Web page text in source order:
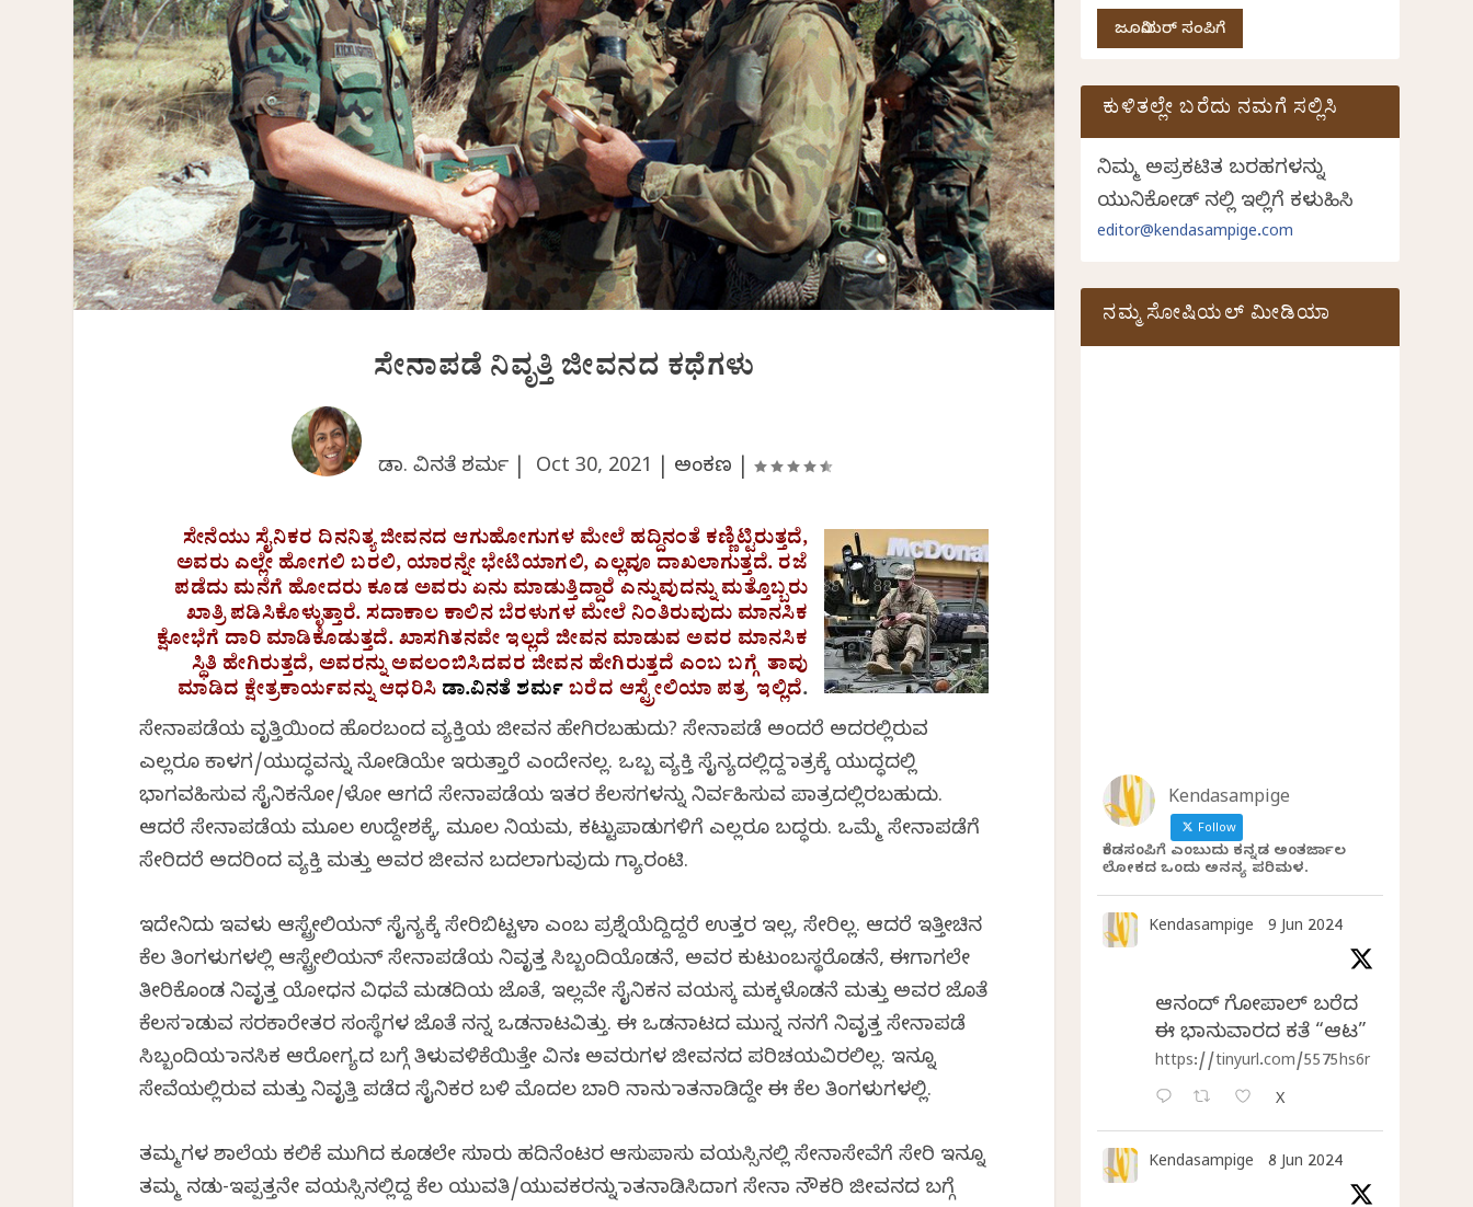
ಸೇನಾಪಡೆ ನಿವೃತ್ತಿ ಜೀವನದ ಕಥೆಗಳು
ಡಾ. ವಿನತೆ ಶರ್ಮ | Oct 30, 2021 ಅಂಕಣ |
ಸೇನೆಯು ಸೈನಿಕರ ದಿನನಿತ್ಯ ಜೀವನದ ಆಗುಹೋಗುಗಳ ಮೇಲೆ ಹದ್ದಿನಂತೆ ಕಣ್ಣಿಟ್ಟಿರುತ್ತದೆ,
ಅವರು ಎಲ್ಲೇ ಹೋಗಲಿ ಬರಲಿ, ಯಾರನ್ನೇ ಭೇಟಿಯಾಗಲಿ, ಎಲ್ಲವೂ ದಾಖಲಾಗುತ್ತದೆ. ರಜೆ
ಪಡೆದು ಮನೆಗೆ ಹೋದರು ಕೂಡ ಅವರು ಏನು ಮಾಡುತ್ತಿದ್ದಾರೆ ಎನ್ನುವುದನ್ನು ಮತ್ತೊಬ್ಬರು
ಖಾತ್ರಿ ಪಡಿಸಿಕೊಳ್ಳುತ್ತಾರೆ. ಸದಾಕಾಲ ಕಾಲಿನ ಬೆರಳುಗಳ ಮೇಲೆ ನಿಂತಿರುವುದು ಮಾನಸಿಕ
ಕ್ಷೋಭೆಗೆ ದಾರಿ ಮಾಡಿಕೊಡುತ್ತದೆ. ಖಾಸಗಿತನವೇ ಇಲ್ಲದೆ ಜೀವನ ಮಾಡುವ ಅವರ ಮಾನಸಿಕ
ಸ್ಥಿತಿ ಹೇಗಿರುತ್ತದೆ, ಅವರನ್ನು ಅವಲಂಬಿಸಿದವರ ಜೀವನ ಹೇಗಿರುತ್ತದೆ ಎಂಬ ಬಗ್ಗೆ ತಾವು
ಮಾಡಿದ ಕ್ಷೇತ್ರಕಾರ್ಯವನ್ನು ಆಧರಿಸಿ ಡಾ.ವಿನತೆ ಶರ್ಮಬರೆದ ಆಸ್ಟ್ರೇಲಿಯಾ ಪತ್ರ ಇಲ್ಲಿದೆ.
ಸೇನಾಪಡೆಯ ವೃತ್ತಿಯಿಂದ ಹೊರಬಂದ ವ್ಯಕ್ತಿಯ ಜೀವನ ಹೇಗಿರಬಹುದು? ಸೇನಾಪಡೆ ಅಂದರೆ ಅದರಲ್ಲಿರುವ
ಎಲ್ಲರೂ ಕಾಳಗ/ಯುದ್ಧವನ್ನು ನೋಡಿಯೇ ಇರುತ್ತಾರೆ ಎಂದೇನಲ್ಲ. ಒಬ್ಬ ವ್ಯಕ್ತಿ ಸೈನ್ಯದಲ್ಲಿದ್ದ ಮಾತ್ರಕ್ಕೆ ಯುದ್ಧದಲ್ಲಿ
ಭಾಗವಹಿಸುವ ಸೈನಿಕನೋ/ಳೋ ಆಗದೆ ಸೇನಾಪಡೆಯ ಇತರ ಕೆಲಸಗಳನ್ನು ನಿರ್ವಹಿಸುವ ಪಾತ್ರದಲ್ಲಿರಬಹುದು.
ಆದರೆ ಸೇನಾಪಡೆಯ ಮೂಲ ಉದ್ದೇಶಕ್ಕೆ, ಮೂಲ ನಿಯಮ, ಕಟ್ಟುಪಾಡುಗಳಿಗೆ ಎಲ್ಲರೂ ಬದ್ಧರು. ಒಮ್ಮೆ ಸೇನಾಪಡೆಗೆ
ಸೇರಿದರೆ ಅದರಿಂದ ವ್ಯಕ್ತಿ ಮತ್ತು ಅವರ ಜೀವನ ಬದಲಾಗುವುದು ಗ್ಯಾರಂಟಿ.
ಇದೇನಿದು ಇವಳು ಆಸ್ಟ್ರೇಲಿಯನ್ ಸೈನ್ಯಕ್ಕೆ ಸೇರಿಬಿಟ್ಟಳಾ ಎಂಬ ಪ್ರಶ್ನೆಯೆದ್ದಿದ್ದರೆ ಉತ್ತರ ಇಲ್ಲ, ಸೇರಿಲ್ಲ. ಆದರೆ ಇತ್ತೀಚಿನ
ಕೆಲ ತಿಂಗಳುಗಳಲ್ಲಿ ಆಸ್ಟ್ರೇಲಿಯನ್ ಸೇನಾಪಡೆಯ ನಿವೃತ್ತ ಸಿಬ್ಬಂದಿಯೊಡನೆ, ಅವರ ಕುಟುಂಬಸ್ಥರೊಡನೆ, ಈಗಾಗಲೇ
ತೀರಿಕೊಂಡ ನಿವೃತ್ತ ಯೋಧನ ವಿಧವೆ ಮಡದಿಯ ಜೊತೆ, ಇಲ್ಲವೇ ಸೈನಿಕನ ವಯಸ್ಕ ಮಕ್ಕಳೊಡನೆ ಮತ್ತು ಅವರ ಜೊತೆ
ಕೆಲಸ ಮಾಡುವ ಸರಕಾರೇತರ ಸಂಸ್ಥೆಗಳ ಜೊತೆ ನನ್ನ ಒಡನಾಟವಿತ್ತು. ಈ ಒಡನಾಟದ ಮುನ್ನ ನನಗೆ ನಿವೃತ್ತ ಸೇನಾಪಡೆ
ಸಿಬ್ಬಂದಿಯ ಮಾನಸಿಕ ಆರೋಗ್ಯದ ಬಗ್ಗೆ ತಿಳುವಳಿಕೆಯಿತ್ತೇ ವಿನಃ ಅವರುಗಳ ಜೀವನದ ಪರಿಚಯವಿರಲಿಲ್ಲ. ಇನ್ನೂ
ಸೇವೆಯಲ್ಲಿರುವ ಮತ್ತು ನಿವೃತ್ತಿ ಪಡೆದ ಸೈನಿಕರ ಬಳಿ ಮೊದಲ ಬಾರಿ ನಾನು ಮಾತನಾಡಿದ್ದೇ ಈ ಕೆಲ ತಿಂಗಳುಗಳಲ್ಲಿ.
ತಮ್ಮಗಳ ಶಾಲೆಯ ಕಲಿಕೆ ಮುಗಿದ ಕೂಡಲೇ ಸುಮಾರು ಹದಿನೆಂಟರ ಆಸುಪಾಸು ವಯಸ್ಸಿನಲ್ಲಿ ಸೇನಾಸೇವೆಗೆ ಸೇರಿ ಇನ್ನೂ
ತಮ್ಮ ನಡು-ಇಪ್ಪತ್ತನೇ ವಯಸ್ಸಿನಲ್ಲಿದ್ದ ಕೆಲ ಯುವತಿ/ಯುವಕರನ್ನು ಮಾತನಾಡಿಸಿದಾಗ ಸೇನಾ ನೌಕರಿ ಜೀವನದ ಬಗ್ಗೆ
ಜೂನಿಯರ್ ಸಂಪಿಗೆ
ಕುಳಿತಲ್ಲೇ ಬರೆದು ನಮಗೆ ಸಲ್ಲಿಸಿ
ನಿಮ್ಮ ಅಪ್ರಕಟಿತ ಬರಹಗಳನ್ನು
ಯುನಿಕೋಡ್ ನಲ್ಲಿ ಇಲ್ಲಿಗೆ ಕಳುಹಿಸಿ
editor@kendasampige.com
ನಮ್ಮ ಸೋಷಿಯಲ್‌ ಮೀಡಿಯಾ
Kendasampige
Follow
ಕೆಂಡಸಂಪಿಗೆ ಎಂಬುದು ಕನ್ನಡ ಅಂತರ್ಜಾಲ
ಲೋಕದ ಒಂದು ಅನನ್ಯ ಪರಿಮಳ.
Kendasampige 9 Jun 2024
ಆನಂದ್‌ ಗೋಪಾಲ್‌ ಬರೆದ
ಈ ಭಾನುವಾರದ ಕತೆ “ಆಟ”
https://tinyurl.com/5575hs6r
X
Kendasampige 8 Jun 2024